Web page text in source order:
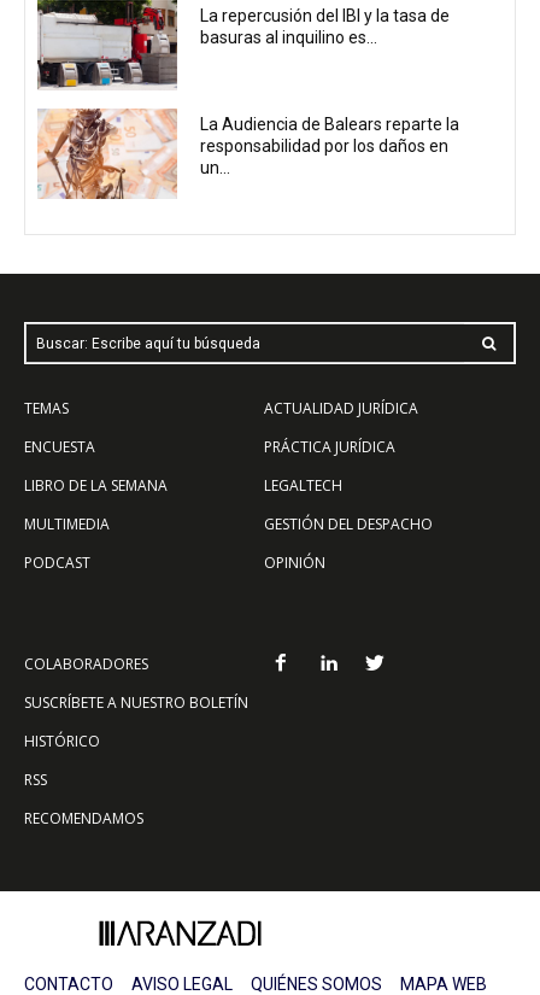
La repercusión del IBI y la tasa de
basuras al inquilino es...
La Audiencia de Balears reparte la
responsabilidad por los daños en
un...
Buscar: Escribe aquí tu búsqueda
TEMAS
ENCUESTA
LIBRO DE LA SEMANA
MULTIMEDIA
PODCAST
ACTUALIDAD JURÍDICA
PRÁCTICA JURÍDICA
LEGALTECH
GESTIÓN DEL DESPACHO
OPINIÓN
COLABORADORES
SUSCRÍBETE A NUESTRO BOLETÍN
HISTÓRICO
RSS
RECOMENDAMOS
CONTACTO AVISO LEGAL QUIÉNES SOMOS MAPA WEB